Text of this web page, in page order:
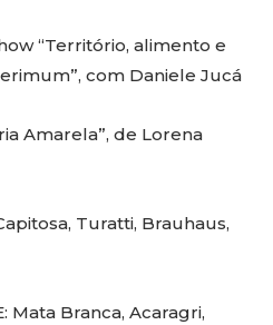
“Território, alimento e
com Daniele Jucá
Amarela”, de Lorena
Turatti, Brauhaus,
Mata Branca, Acaragri,